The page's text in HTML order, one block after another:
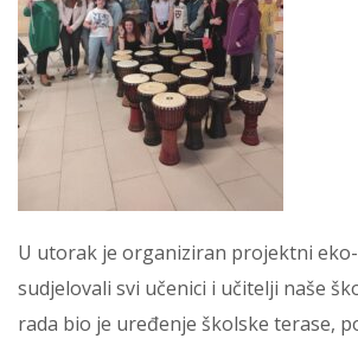
U utorak je organiziran projektni
sudjelovali svi učenici i učitelji naše
rada bio je uređenje školske terase,